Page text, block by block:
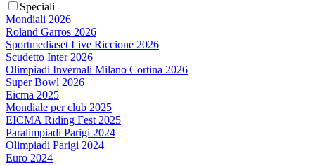
Speciali
Mondiali 2026
Roland Garros 2026
Sportmediaset Live Riccione 2026
Scudetto Inter 2026
Olimpiadi Invernali Milano Cortina 2026
Super Bowl 2026
Eicma 2025
Mondiale per club 2025
EICMA Riding Fest 2025
Paralimpiadi Parigi 2024
Olimpiadi Parigi 2024
Euro 2024